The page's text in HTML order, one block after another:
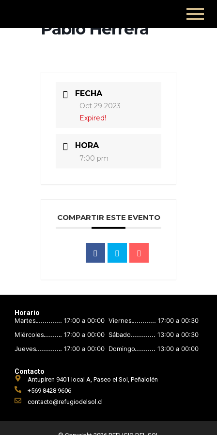
Pablo Herrera
FECHA
Oct 29 2023
Expired!
HORA
7:00 pm
COMPARTIR ESTE EVENTO
Horario
Martes
17:00 a 00:00
Miércoles
17:00 a 00:00
Jueves
17:00 a 00:00
Viernes
17:00 a 00:30
Sábado
13:00 a 00:30
Domingo
13:00 a 00:00
Contacto
Antupiren 9401 local A, Paseo el Sol, Peñalolén
+569 8428 9606
contacto@refugiodelsol.cl